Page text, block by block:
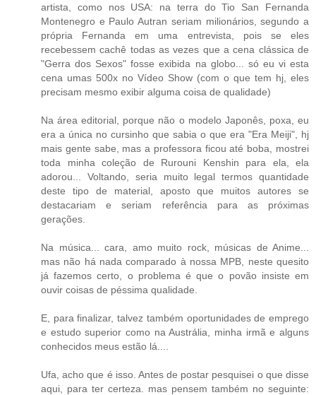
artista, como nos USA: na terra do Tio San Fernanda
Montenegro e Paulo Autran seriam milionários, segundo a
própria Fernanda em uma entrevista, pois se eles
recebessem cachê todas as vezes que a cena clássica de
"Gerra dos Sexos" fosse exibida na globo... só eu vi esta
cena umas 500x no Vídeo Show (com o que tem hj, eles
precisam mesmo exibir alguma coisa de qualidade)
Na área editorial, porque não o modelo Japonês, poxa, eu
era a única no cursinho que sabia o que era "Era Meiji", hj
mais gente sabe, mas a professora ficou até boba, mostrei
toda minha coleção de Rurouni Kenshin para ela, ela
adorou... Voltando, seria muito legal termos quantidade
deste tipo de material, aposto que muitos autores se
destacariam e seriam referência para as próximas
gerações.
Na música... cara, amo muito rock, músicas de Anime...
mas não há nada comparado à nossa MPB, neste quesito
já fazemos certo, o problema é que o povão insiste em
ouvir coisas de péssima qualidade.
E, para finalizar, talvez também oportunidades de emprego
e estudo superior como na Austrália, minha irmã e alguns
conhecidos meus estão lá....
Ufa, acho que é isso. Antes de postar pesquisei o que disse
aqui, para ter certeza. mas pensem também no seguinte: